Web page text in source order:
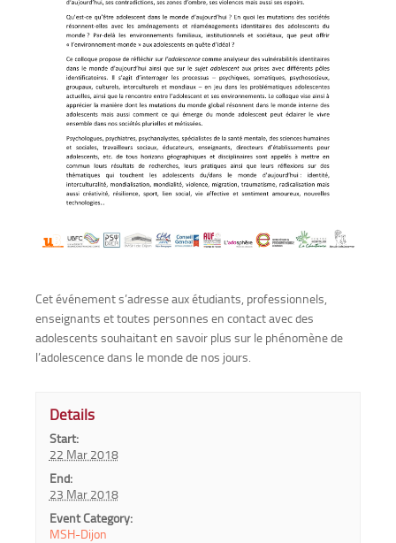
Cet événement s’adresse aux étudiants, professionnels,
enseignants et toutes personnes en contact avec des
adolescents souhaitant en savoir plus sur le phénomène de
l’adolescence dans le monde de nos jours.
Details
Start:
22 Mar 2018
End:
23 Mar 2018
Event Category:
MSH-Dijon